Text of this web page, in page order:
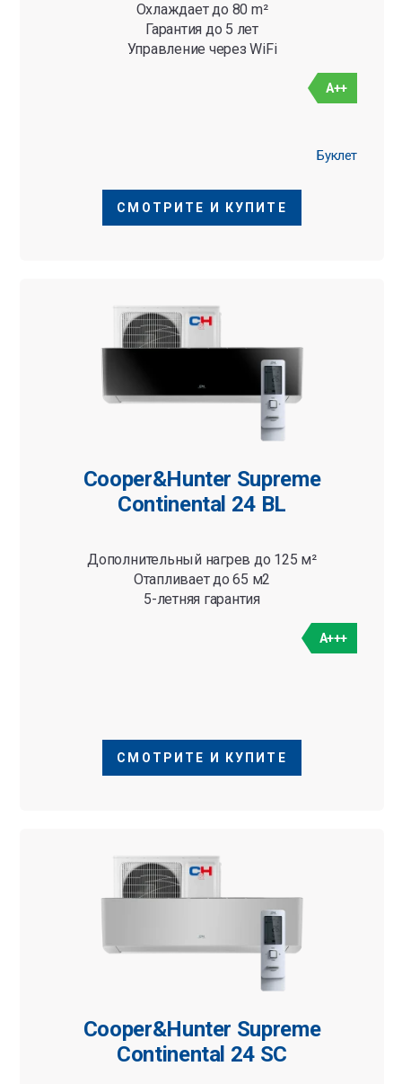
Охлаждает до 80 m²
Гарантия до 5 лет
Управление через WiFi
A++
Буклет
СМОТРИТЕ И КУПИТЕ
Cooper&Hunter Supreme
Continental 24 BL
Дополнительный нагрев до 125 м²
Отапливает до 65 м2
5-летняя гарантия
A+++
СМОТРИТЕ И КУПИТЕ
Cooper&Hunter Supreme
Continental 24 SC